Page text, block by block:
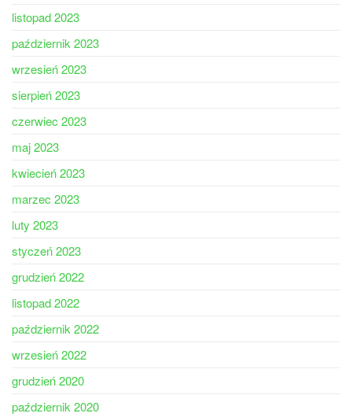
listopad 2023
październik 2023
wrzesień 2023
sierpień 2023
czerwiec 2023
maj 2023
kwiecień 2023
marzec 2023
luty 2023
styczeń 2023
grudzień 2022
listopad 2022
październik 2022
wrzesień 2022
grudzień 2020
październik 2020